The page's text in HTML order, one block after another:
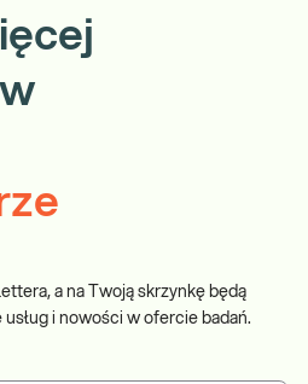
a na Twoją skrzynkę będą
i nowości w ofercie badań.